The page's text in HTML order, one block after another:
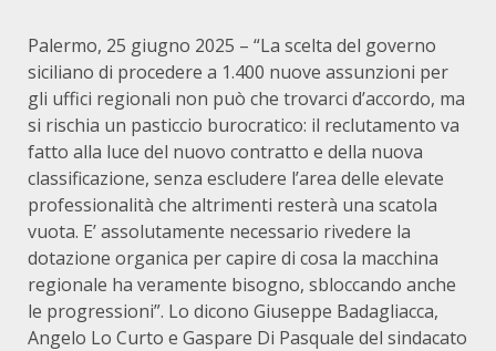
Palermo, 25 giugno 2025 – “La scelta del governo
siciliano di procedere a 1.400 nuove assunzioni per
gli uffici regionali non può che trovarci d’accordo, ma
si rischia un pasticcio burocratico: il reclutamento va
fatto alla luce del nuovo contratto e della nuova
classificazione, senza escludere l’area delle elevate
professionalità che altrimenti resterà una scatola
vuota. E’ assolutamente necessario rivedere la
dotazione organica per capire di cosa la macchina
regionale ha veramente bisogno, sbloccando anche
le progressioni”. Lo dicono Giuseppe Badagliacca,
Angelo Lo Curto e Gaspare Di Pasquale del sindacato